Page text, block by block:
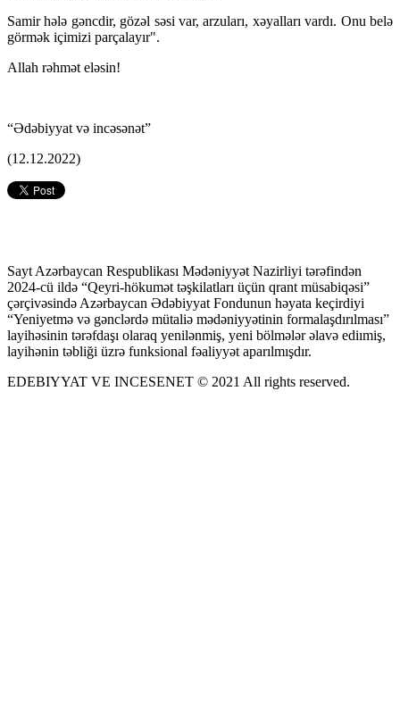
Samir hələ gəncdir, gözəl səsi var, arzuları, xəyalları vardı. Onu belə
görmək içimizi parçalayır".
Allah rəhmət eləsin!
“Ədəbiyyat və incəsənət”
(12.12.2022)
Sayt Azərbaycan Respublikası Mədəniyyət Nazirliyi tərəfindən
2024-cü ildə “Qeyri-hökumət təşkilatları üçün qrant müsabiqəsi”
çərçivəsində Azərbaycan Ədəbiyyat Fondunun həyata keçirdiyi
“Yeniyetmə və gənclərdə mütaliə mədəniyyətinin formalaşdırılması”
layihəsinin tərəfdaşı olaraq yenilənmiş, yeni bölmələr əlavə ediımiş,
layihənin təbliği üzrə funksional fəaliyyət aparılmışdır.
EDEBIYYAT VE INCESENET © 2021 All rights reserved.